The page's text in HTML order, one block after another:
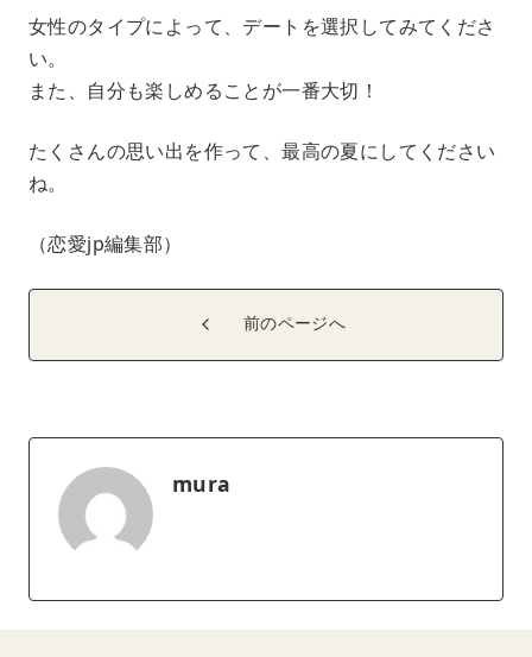
女性のタイプによって、デートを選択してみてくださ
い。
また、自分も楽しめることが一番大切！
たくさんの思い出を作って、最高の夏にしてください
ね。
（恋愛jp編集部）
前のページへ
mura